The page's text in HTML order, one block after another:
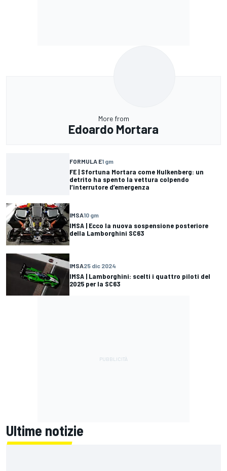
More from
Edoardo Mortara
FORMULA E1 gm
FE | Sfortuna Mortara come Hulkenberg: un
detrito ha spento la vettura colpendo
l’interrutore d’emergenza
IMSA10 gm
IMSA | Ecco la nuova sospensione posteriore
della Lamborghini SC63
IMSA25 dic 2024
IMSA | Lamborghini: scelti i quattro piloti del
2025 per la SC63
Ultime notizie